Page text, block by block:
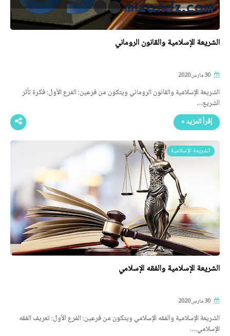
الشريعة الإسلامية والقانون الروماني
الشريعة الإسلامية والقانون الروماني ويتكون من فرعين: الفرع الأول: فكرة تأثر
الشريع…
إقرأ المزيد »
الشريعة الإسلامية
الشريعة الإسلامية والفقه الإسلامي
الشريعة الإسلامية والفقه الإسلامي ويتكون من فرعين: الفرع الأول: تعريف الفقه
الإسلامي.…